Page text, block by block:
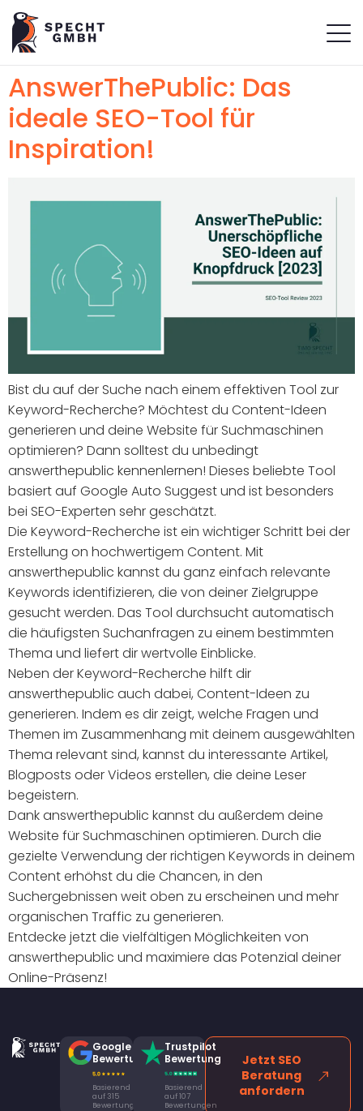
AnswerThePublic: Das
ideale SEO-Tool für
Inspiration!
Bist du auf der Suche nach einem effektiven Tool zur
Keyword-Recherche? Möchtest du Content-Ideen
generieren und deine Website für Suchmaschinen
optimieren? Dann solltest du unbedingt
answerthepublic kennenlernen! Dieses beliebte Tool
basiert auf Google Auto Suggest und ist besonders
bei SEO-Experten sehr geschätzt.
Die Keyword-Recherche ist ein wichtiger Schritt bei der
Erstellung on hochwertigem Content. Mit
answerthepublic kannst du ganz einfach relevante
Keywords identifizieren, die von deiner Zielgruppe
gesucht werden. Das Tool durchsucht automatisch
die häufigsten Suchanfragen zu einem bestimmten
Thema und liefert dir wertvolle Einblicke.
Neben der Keyword-Recherche hilft dir
answerthepublic auch dabei, Content-Ideen zu
generieren. Indem es dir zeigt, welche Fragen und
Themen im Zusammenhang mit deinem ausgewählten
Thema relevant sind, kannst du interessante Artikel,
Blogposts oder Videos erstellen, die deine Leser
begeistern.
Dank answerthepublic kannst du außerdem deine
Website für Suchmaschinen optimieren. Durch die
gezielte Verwendung der richtigen Keywords in deinem
Content erhöhst du die Chancen, in den
Suchergebnissen weit oben zu erscheinen und mehr
organischen Traffic zu generieren.
Entdecke jetzt die vielfältigen Möglichkeiten von
answerthepublic und maximiere das Potenzial deiner
Online-Präsenz!
Google
Bewertung
Basierend
auf 315
Bewertungen
Trustpilot
Bewertung
Basierend
auf 107
Bewertungen
Jetzt SEO
Beratung
anfordern